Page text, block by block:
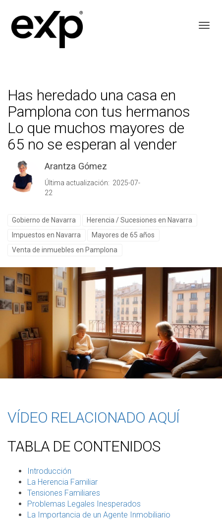
Has heredado una casa en
Pamplona con tus hermanos
Lo que muchos mayores de
65 no se esperan al vender
Arantza Gómez
Última actualización: 2025-07-
22
Gobierno de Navarra
Herencia / Sucesiones en Navarra
Impuestos en Navarra
Mayores de 65 años
Venta de inmuebles en Pamplona
VÍDEO RELACIONADO AQUÍ
TABLA DE CONTENIDOS
Introducción
La Herencia Familiar
Tensiones Familiares
Problemas Legales Inesperados
La Importancia de un Agente Inmobiliario